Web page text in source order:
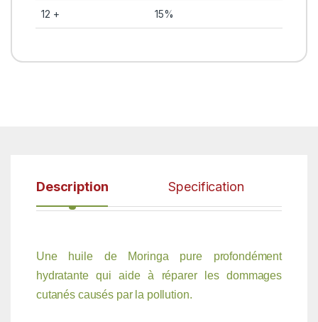
12 + 15%
Description Specification
Une huile de Moringa pure profondément
hydratante qui aide à réparer les dommages
cutanés causés par la pollution.